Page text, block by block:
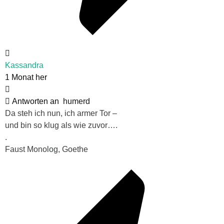
Kassandra
1 Monat her
Antworten an
humerd
Da steh ich nun, ich armer Tor –
und bin so klug als wie zuvor….
.
Faust Monolog, Goethe